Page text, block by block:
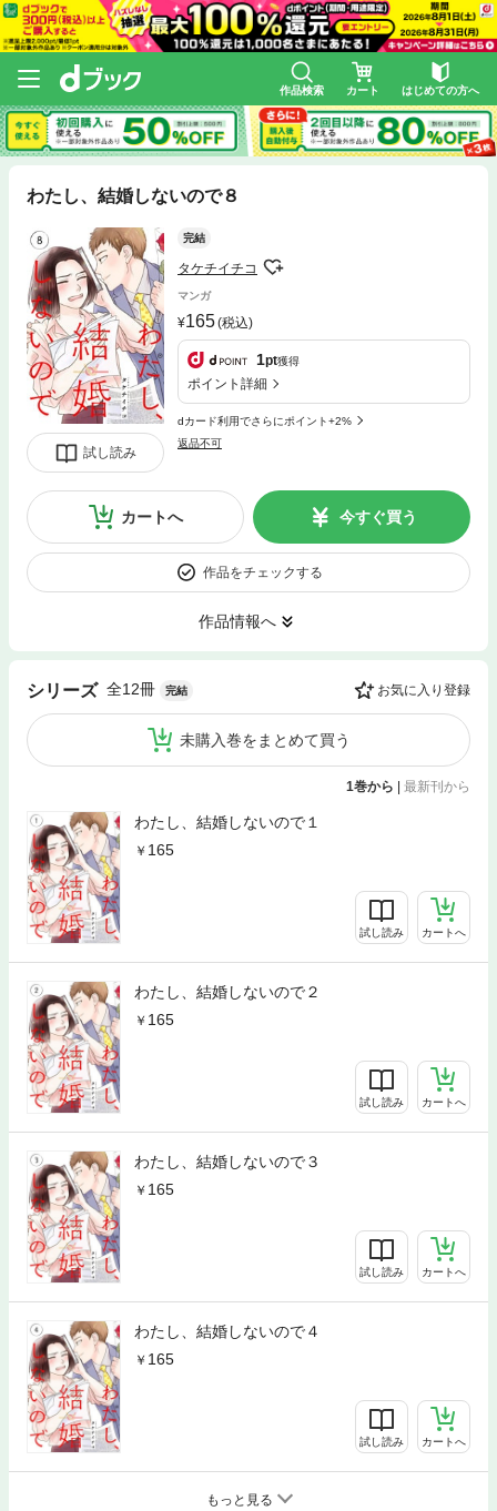
作品検索 カート はじめての方へ
わたし、結婚しないので８
試し読み
完結
タケチイチコ
マンガ
165(税込)
1pt獲得
ポイント詳細
dカード利用でさらにポイント+2%
返品不可
カートへ 今すぐ買う
作品をチェックする
作品情報へ
シリーズ 全12冊 完結 お気に入り登録
未購入巻をまとめて買う
1巻から | 最新刊から
わたし、結婚しないので１
165
試し読み カートへ
わたし、結婚しないので２
165
試し読み カートへ
わたし、結婚しないので３
165
試し読み カートへ
わたし、結婚しないので４
165
試し読み カートへ
もっと見る